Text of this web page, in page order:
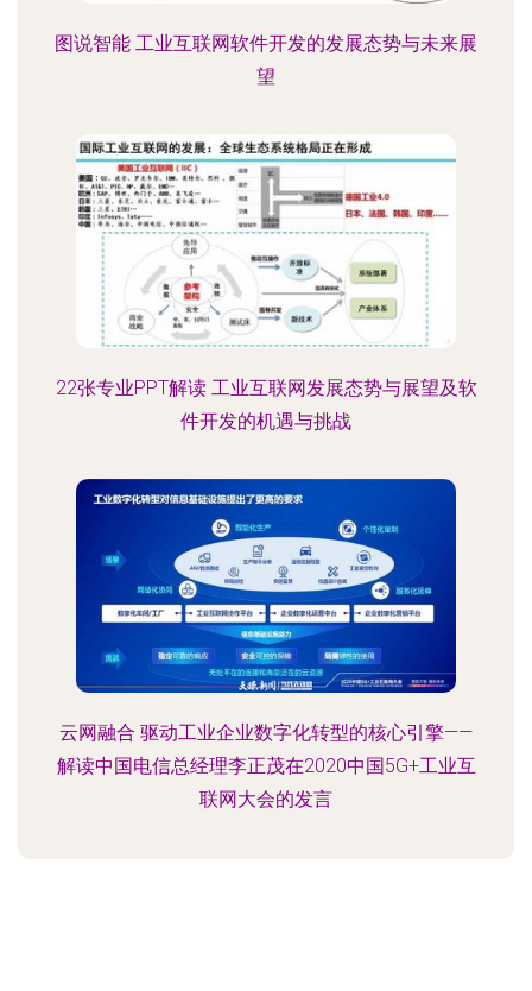
图说智能 工业互联网软件开发的发展态势与未来展
望
22张专业PPT解读 工业互联网发展态势与展望及软
件开发的机遇与挑战
云网融合 驱动工业企业数字化转型的核心引擎——
解读中国电信总经理李正茂在2020中国5G+工业互
联网大会的发言